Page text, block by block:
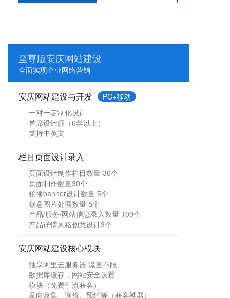
至尊版安庆网站建设
全面实现企业网络营销
安庆网站建设与开发
PC+移动
一对一定制化设计
首席设计师（6年以上）
支持中英文
栏目页面设计录入
页面设计制作栏目数量 30个
页面制作数量30个
轮播banner设计数量 5个
创意图片处理数量 5个
产品/服务/网站信息录入数量 100个
产品详情风格创意设计3个
安庆网站建设核心模块
独享阿里云服务器 流量不限
数据库缓存，网站安全设置
模块（免费引流获客）
意向收集、询价、预约等（获客神器）